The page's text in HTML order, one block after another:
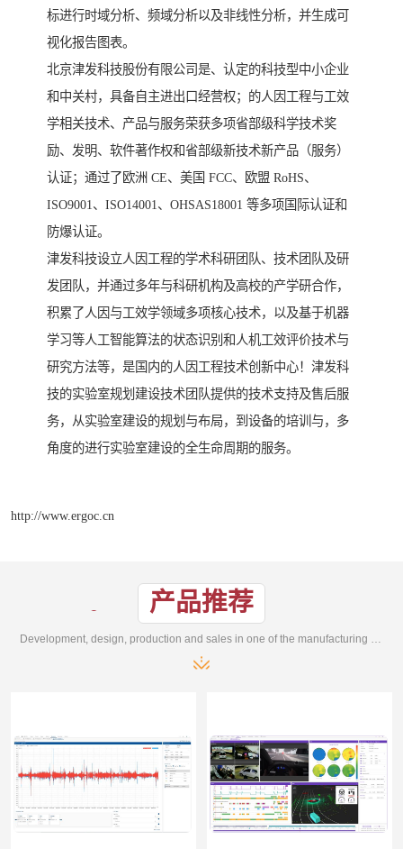
标进行时域分析、频域分析以及非线性分析，并生成可
视化报告图表。
北京津发科技股份有限公司是、认定的科技型中小企业
和中关村，具备自主进出口经营权；的人因工程与工效
学相关技术、产品与服务荣获多项省部级科学技术奖
励、发明、软件著作权和省部级新技术新产品（服务）
认证；通过了欧洲 CE、美国 FCC、欧盟 RoHS、
ISO9001、ISO14001、OHSAS18001 等多项国际认证和
防爆认证。
津发科技设立人因工程的学术科研团队、技术团队及研
发团队，并通过多年与科研机构及高校的产学研合作，
积累了人因与工效学领域多项核心技术，以及基于机器
学习等人工智能算法的状态识别和人机工效评价技术与
研究方法等，是国内的人因工程技术创新中心！津发科
技的实验室规划建设技术团队提供的技术支持及售后服
务，从实验室建设的规划与布局，到设备的培训与，多
角度的进行实验室建设的全生命周期的服务。
http://www.ergoc.cn
产品推荐